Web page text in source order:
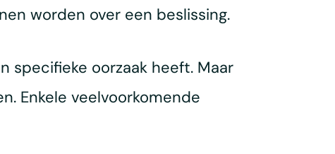
worden over een beslissing.
specifieke oorzaak heeft. Maar
Enkele veelvoorkomende